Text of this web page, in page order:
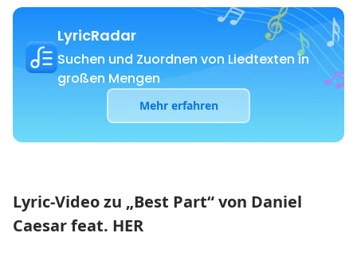
LyricRadar
Suchen und Zuordnen von Liedtexten in
großen Mengen
Mehr erfahren
Lyric-Video zu „Best Part“ von Daniel
Caesar feat. HER